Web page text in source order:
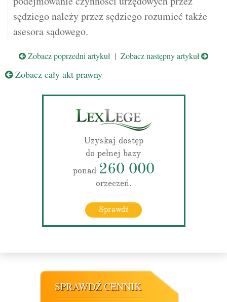
sędziego należy przez sędziego rozumieć także
asesora sądowego.
Zobacz poprzedni artykuł | Zobacz następny artykuł
Zobacz cały akt prawny
Uzyskaj dostęp
do pełnej bazy
ponad 260 000
orzeczeń.
Sprawdź
SPRAWDŹ CENNIK